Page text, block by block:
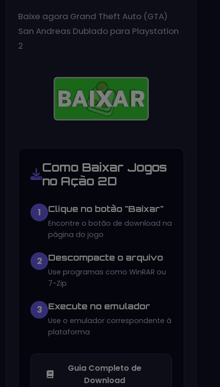
Baixe agora Grand Theft Auto (GTA)
San Andreas Dublado para Playstation
2
Como Baixar Jogos
no Ação 2D
1 Clique no botão "Baixar"
Encontre o botão de download na
página do jogo
2 Descompacte o arquivo
Use programas como WinRAR ou
7-Zip
3 Execute no emulador
Use o emulador correspondente à
plataforma
Guia Completo de
Download